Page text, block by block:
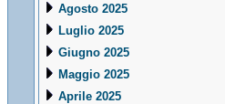
Agosto 2025
Luglio 2025
Giugno 2025
Maggio 2025
Aprile 2025